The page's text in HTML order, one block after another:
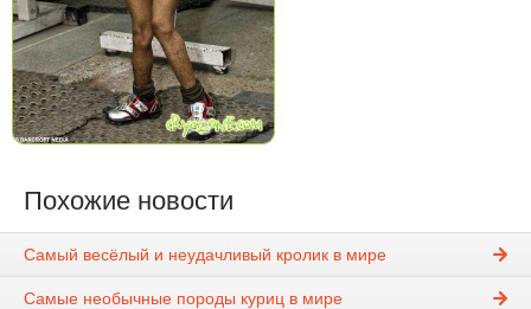
Похожие новости
Самый весёлый и неудачливый кролик в мире
Самые необычные породы куриц в мире